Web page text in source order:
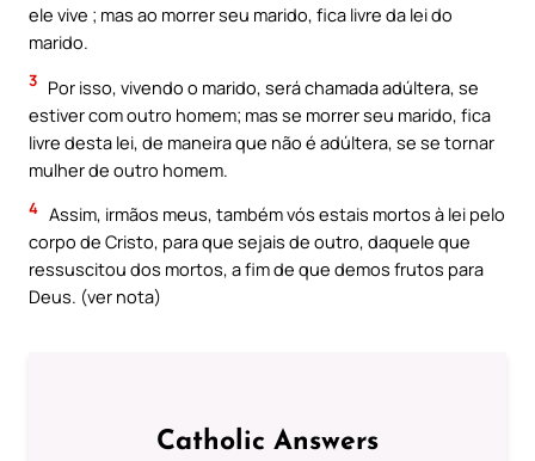
ele vive ; mas ao morrer seu marido, fica livre da lei do
marido.
3 Por isso, vivendo o marido, será chamada adúltera, se
estiver com outro homem; mas se morrer seu marido, fica
livre desta lei, de maneira que não é adúltera, se se tornar
mulher de outro homem.
4 Assim, irmãos meus, também vós estais mortos à lei pelo
corpo de Cristo, para que sejais de outro, daquele que
ressuscitou dos mortos, a fim de que demos frutos para
Deus. (ver nota)
Catholic Answers